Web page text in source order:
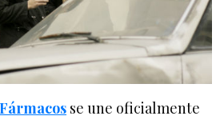
Fármacos se une oficialmente